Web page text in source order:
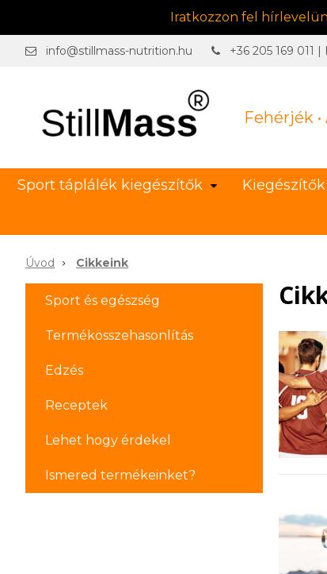
Iratkozzon fel
Fehérjék
info@stillmass-nutrition.hu +36 205 169 011
Sport táplálék kiegészítők
Úvod Cikkeink
Sport és egészség
Termékösszehasonlítás
Edzés
Receptek
Lehet hogy érdekel
Ismered termékeinket?